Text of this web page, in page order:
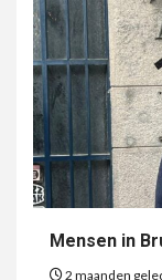
Mensen in
2 maanden